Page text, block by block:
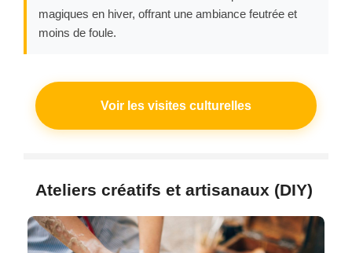
magiques en hiver, offrant une ambiance feutrée et
moins de foule.
Voir les visites culturelles
Ateliers créatifs et artisanaux (DIY)